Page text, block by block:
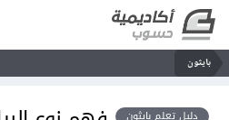
بايثون
دليل تعلم بايثون